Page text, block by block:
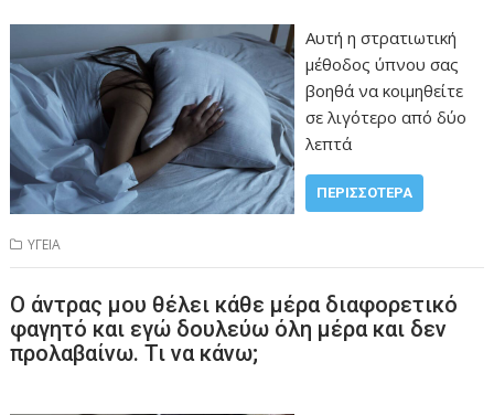
Αυτή η στρατιωτική
μέθοδος ύπνου σας
βοηθά να κοιμηθείτε
σε λιγότερο από δύο
λεπτά
ΠΕΡΙΣΣΌΤΕΡΑ
ΥΓΕΙΑ
Ο άντρας μου θέλει κάθε μέρα διαφορετικό
φαγητό και εγώ δουλεύω όλη μέρα και δεν
προλαβαίνω. Τι να κάνω;